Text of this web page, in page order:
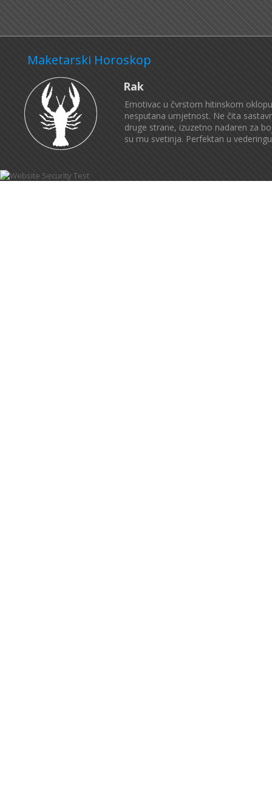
Maketarski Horoskop
Rak
Emotivac u čvrstom hitinskom
nesputana umjetnost. Ne čita
druge strane, izuzetno nadaren za
su mu svetinja. Perfektan u